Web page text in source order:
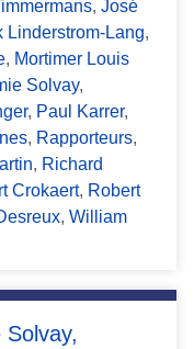
, José
Linderstrom-Lang,
, Mortimer Louis
Solvay,
, Paul Karrer,
, Rapporteurs,
, Richard
Crokaert, Robert
, William